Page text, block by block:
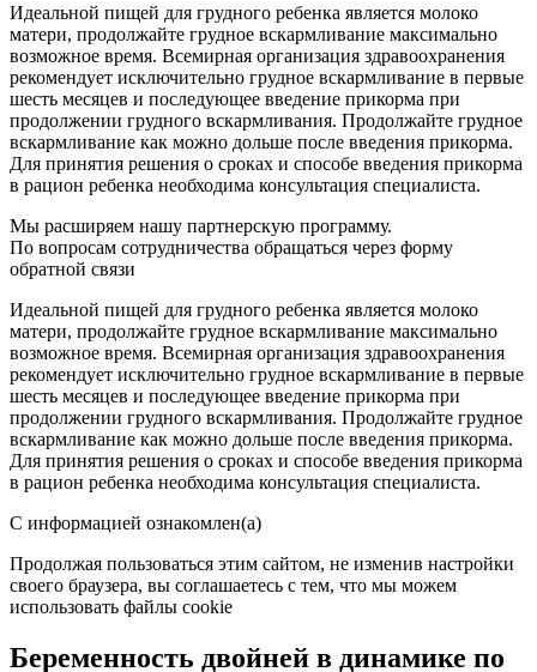
Идеальной пищей для грудного ребенка является молоко
матери, продолжайте грудное вскармливание максимально
возможное время. Всемирная организация здравоохранения
рекомендует исключительно грудное вскармливание в первые
шесть месяцев и последующее введение прикорма при
продолжении грудного вскармливания. Продолжайте грудное
вскармливание как можно дольше после введения прикорма.
Для принятия решения о сроках и способе введения прикорма
в рацион ребенка необходима консультация специалиста.
Мы расширяем нашу партнерскую программу.
По вопросам сотрудничества обращаться через форму
обратной связи
Идеальной пищей для грудного ребенка является молоко
матери, продолжайте грудное вскармливание максимально
возможное время. Всемирная организация здравоохранения
рекомендует исключительно грудное вскармливание в первые
шесть месяцев и последующее введение прикорма при
продолжении грудного вскармливания. Продолжайте грудное
вскармливание как можно дольше после введения прикорма.
Для принятия решения о сроках и способе введения прикорма
в рацион ребенка необходима консультация специалиста.
С информацией ознакомлен(а)
Продолжая пользоваться этим сайтом, не изменив настройки
своего браузера, вы соглашаетесь с тем, что мы можем
использовать файлы cookie
Беременность двойней в динамике по